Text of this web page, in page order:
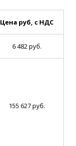
Цена руб, с НДС
6 482 руб.
155 627 руб.